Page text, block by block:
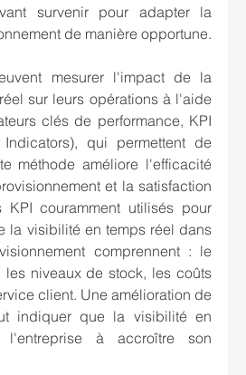
survenir pour adapter la
de manière opportune.
mesurer l'impact de la
sur leurs opérations à l'aide
clés de performance, KPI
Indicators), qui permettent de
méthode améliore l'efficacité
et la satisfaction
KPI couramment utilisés pour
la visibilité en temps réel dans
comprennent : le
les niveaux de stock, les coûts
client. Une amélioration de
indiquer que la visibilité en
à accroître son